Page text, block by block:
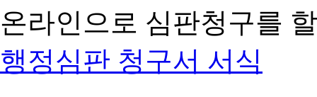
온라인으로 심판청구를
행정심판 청구서 서식